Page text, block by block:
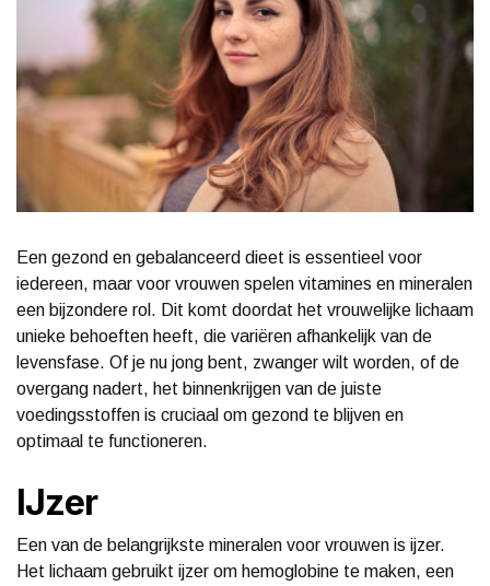
Een gezond en gebalanceerd dieet is essentieel voor
iedereen, maar voor vrouwen spelen vitamines en mineralen
een bijzondere rol. Dit komt doordat het vrouwelijke lichaam
unieke behoeften heeft, die variëren afhankelijk van de
levensfase. Of je nu jong bent, zwanger wilt worden, of de
overgang nadert, het binnenkrijgen van de juiste
voedingsstoffen is cruciaal om gezond te blijven en
optimaal te functioneren.
IJzer
Een van de belangrijkste mineralen voor vrouwen is ijzer.
Het lichaam gebruikt ijzer om hemoglobine te maken, een